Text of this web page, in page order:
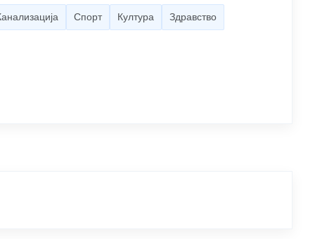
Спорт Култура Здравство